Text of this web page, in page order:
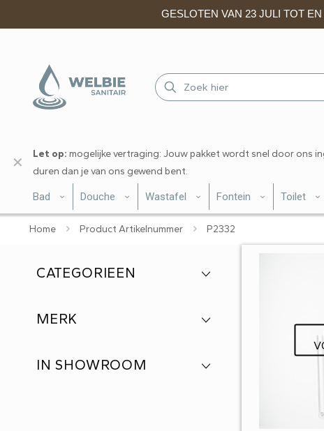
GESLOTEN VAN 23 JULI TOT
Let op: mogelijke vertraging: Jouw pakket wordt snel door ons
duren dan je van ons gewend bent.
✕
Bad Douche Wastafel Fontein Toilet
Home Product Artikelnummer P2332
CATEGORIEEN
MERK
IN SHOWROOM